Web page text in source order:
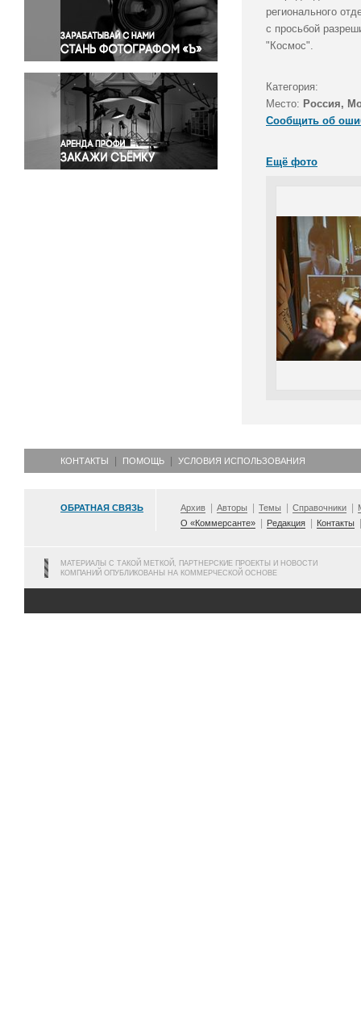
Правосудие
Происшествия и конфликты
Религия
Светская жизнь
Спорт
Экология
Экономика и бизнес
регионального
с просьбой
"Космос".
Категория:
Место: Россия,
Сообщить об
Ещё фото
КОНТАКТЫ ПОМОЩЬ УСЛОВИЯ ИСПОЛЬЗОВАНИЯ
ОБРАТНАЯ СВЯЗЬ Архив Авторы Темы Справочники
О «Коммерсанте»
Редакция Контакты
МАТЕРИАЛЫ С ТАКОЙ МЕТКОЙ, ПАРТНЕРСКИЕ ПРОЕКТЫ И НОВОСТИ
КОМПАНИЙ ОПУБЛИКОВАНЫ НА КОММЕРЧЕСКОЙ ОСНОВЕ